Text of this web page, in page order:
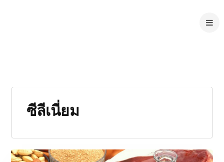
ซีลีเนี่ยม